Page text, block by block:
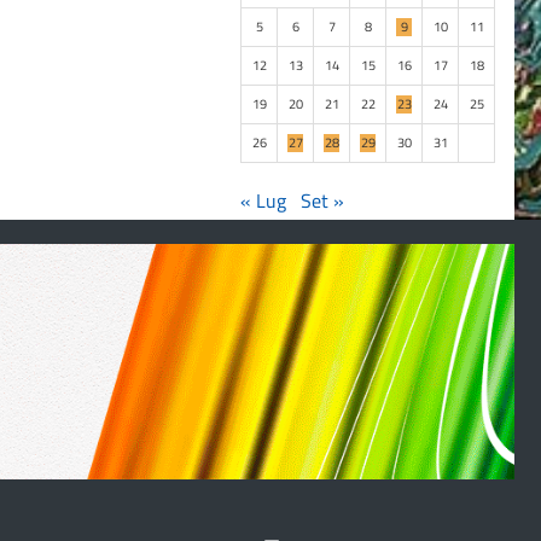
5
6 7 8 9 10
11
12
13 14 15 16 17
18
19
20 21 22 23 24
25
26
27 28 29 30 31
« Lug Set »